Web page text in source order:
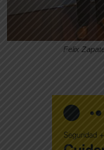
Felix